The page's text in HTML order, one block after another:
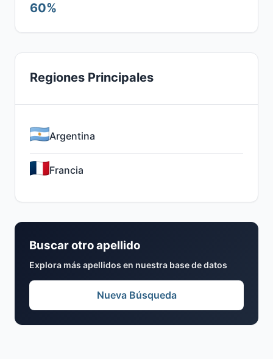
60%
Regiones Principales
Argentina
Francia
Buscar otro apellido
Explora más apellidos en nuestra base de datos
Nueva Búsqueda